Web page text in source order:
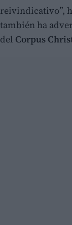
reivindicativo”,
también ha
del Corpus